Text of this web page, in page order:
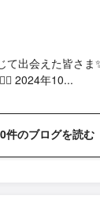
て出会えた皆さ
2024年10...
件のブログを読む